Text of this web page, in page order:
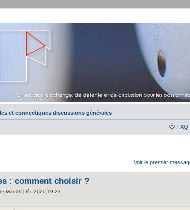
et connectiques discussions générales
FAQ
Voir le premier
: comment choisir ?
Mar 29 Déc 2020 19:23